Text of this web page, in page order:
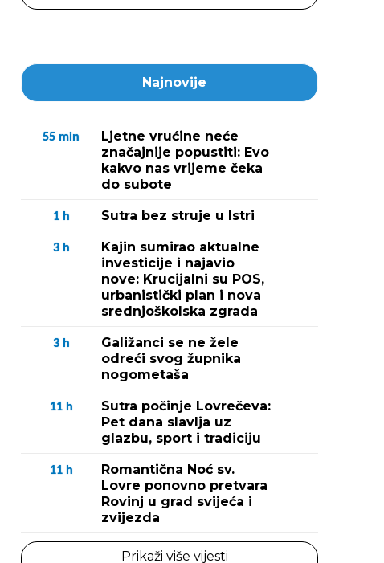
Najnovije
55 min
Ljetne vrućine neće
značajnije popustiti: Evo
kakvo nas vrijeme čeka
do subote
1 h Sutra bez struje u Istri
3 h
Kajin sumirao aktualne
investicije i najavio
nove: Krucijalni su POS,
urbanistički plan i nova
srednjoškolska zgrada
3 h
Galižanci se ne žele
odreći svog župnika
nogometaša
11 h
Sutra počinje Lovrečeva:
Pet dana slavlja uz
glazbu, sport i tradiciju
11 h
Romantična Noć sv.
Lovre ponovno pretvara
Rovinj u grad svijeća i
zvijezda
Prikaži više vijesti